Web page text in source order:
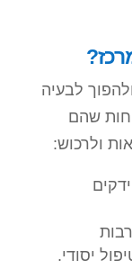
לבעיה
שהם
ולרכוש:
יסודי.